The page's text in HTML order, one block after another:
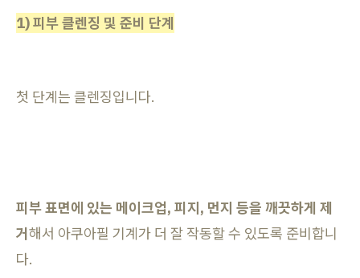
1) 피부 클렌징 및 준비 단계
첫 단계는 클렌징입니다.
피부 표면에 있는 메이크업, 피지, 먼지 등을 깨끗하게 제
거해서 아쿠아필 기계가 더 잘 작동할 수 있도록 준비합니
다.